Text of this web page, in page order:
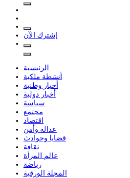
إشترك الآن
الرئيسية
أنشطة ملكية
أخبار وطنية
أخبار دولية
سياسة
مجتمع
اقتصاد
عدالة وأمن
قضايا وحوادث
ثقافة
عالم المرأة
رياضة
المجلة الورقية